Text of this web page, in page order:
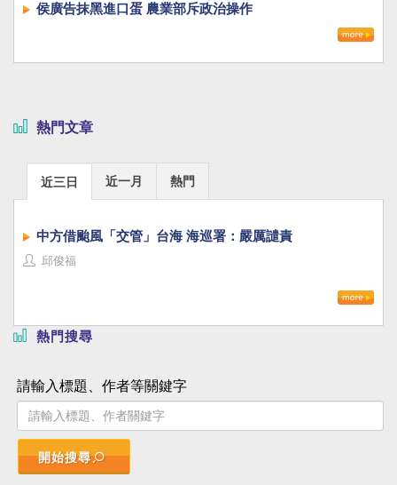
侯廣告抹黑進口蛋 農業部斥政治操作
熱門文章
近三日 近一月 熱門
中方借颱風「交管」台海 海巡署：嚴厲譴責
邱俊福
熱門搜尋
請輸入標題、作者等關鍵字
開始搜尋